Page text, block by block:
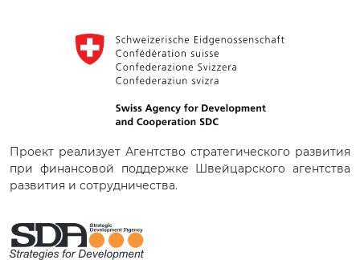
Проект реализует Агентство стратегического развития
при финансовой поддержке Швейцарского агентства
развития и сотрудничества.